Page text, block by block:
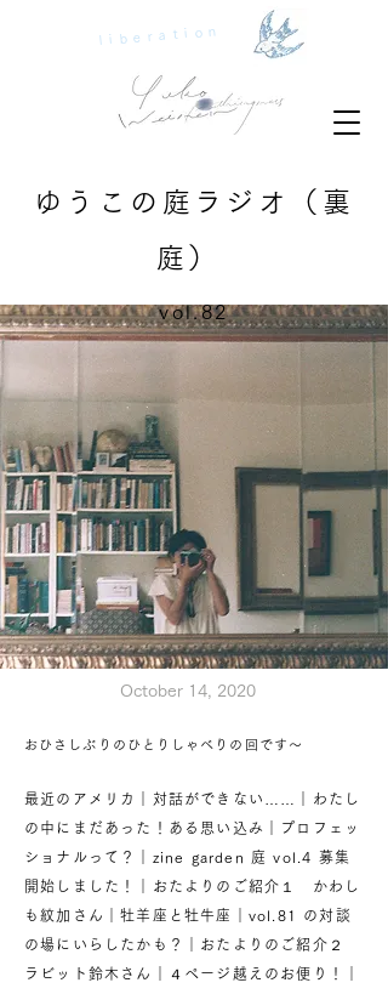
liberation
ゆうこの庭ラジオ（裏
庭）
October 14, 2020
おひさしぶりのひとりしゃべりの回です〜
最近のアメリカ｜対話ができない……｜わたし
の中にまだあった！ある思い込み｜プロフェッ
ショナルって？｜zine garden 庭 vol.4 募集
開始しました！｜おたよりのご紹介１ かわし
も紋加さん｜牡羊座と牡牛座｜vol.81 の対談
の場にいらしたかも？｜おたよりのご紹介２
ラビット鈴木さん｜４ページ越えのお便り！｜
vol.82